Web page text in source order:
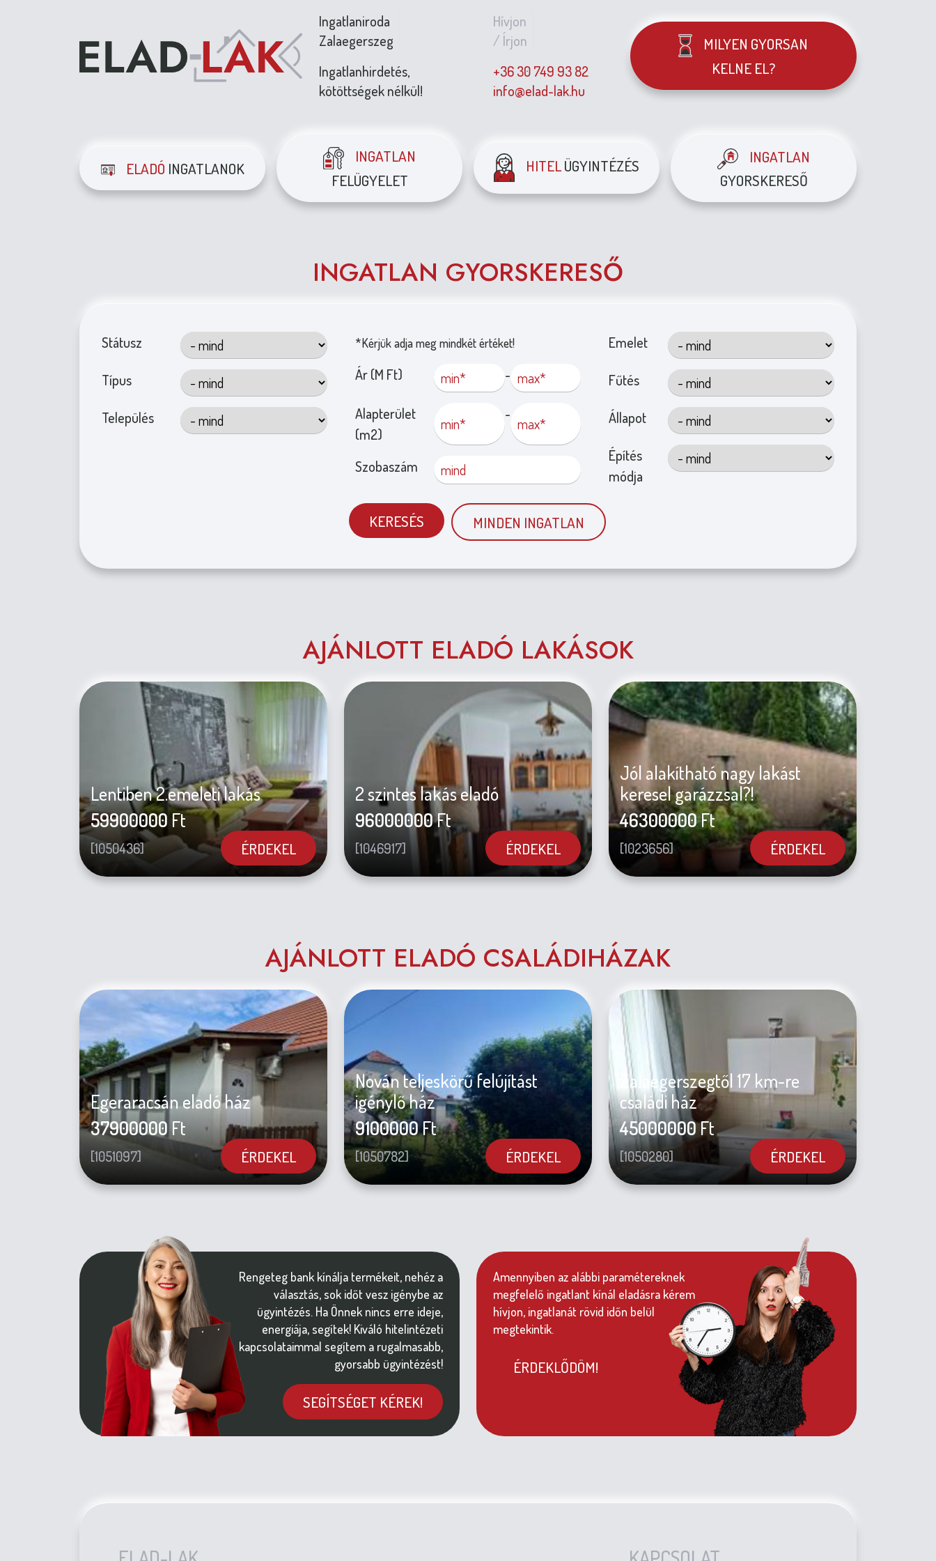
Ingatlaniroda
Zalaegerszeg
Ingatlanhirdetés,
kötöttségek nélkül!
Hívjon
/ Írjon
+36 30 749 93 82
info@elad-lak.hu
MILYEN GYORSAN
KELNE EL?
ELADÓ INGATLANOK
INGATLAN
FELÜGYELET
HITELÜGYINTÉZÉS
INGATLAN
GYORSKERESŐ
INGATLAN GYORSKERESŐ
Státusz
Típus
Település
*Kérjük adja meg mindkét értéket!
Ár (M Ft) -
Alapterület
(m2)
-
Szobaszám
Emelet
Fűtés
Állapot
Építés
módja
KERESÉS MINDEN INGATLAN
AJÁNLOTT ELADÓ LAKÁSOK
Lentiben 2.emeleti lakás
59900000 Ft
[1050436] ÉRDEKEL
2 szintes lakás eladó
96000000Ft
[1046917] ÉRDEKEL
Jól alakítható nagy lakást
keresel garázzsal?!
46300000Ft
[1023656] ÉRDEKEL
AJÁNLOTT ELADÓ CSALÁDIHÁZAK
Egeraracsán eladó ház
37900000Ft
[1051097] ÉRDEKEL
Nován teljeskörű felújítást
igénylő ház
9100000Ft
[1050782] ÉRDEKEL
Zalaegerszegtől 17 km-re
családi ház
45000000Ft
[1050280] ÉRDEKEL
Rengeteg bank kínálja termékeit, nehéz a
választás, sok időt vesz igénybe az
ügyintézés. Ha Önnek nincs erre ideje,
energiája, segítek! Kiváló hitelintézeti
kapcsolataimmal segítem a rugalmasabb,
gyorsabb ügyintézést!
SEGÍTSÉGET KÉREK!
Amennyiben az alábbi paramétereknek
megfelelő ingatlant kínál eladásra kérem
hívjon, ingatlanát rövid időn belül
megtekintik.
ÉRDEKLŐDÖM!